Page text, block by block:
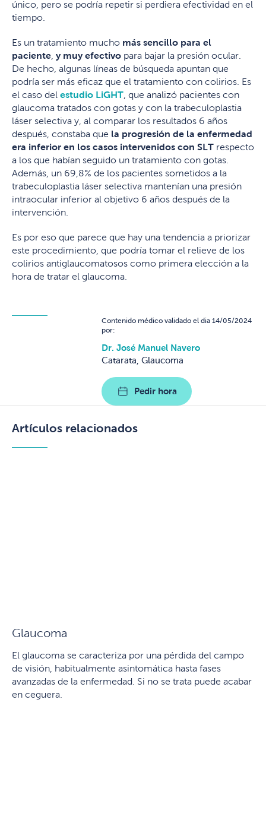
único, pero se podría repetir si perdiera efectividad en el
tiempo.
Es un tratamiento mucho más sencillo para el
paciente y muy efectivo para bajar la presión ocular.
De hecho, algunas líneas de búsqueda apuntan que
podría ser más eficaz que el tratamiento con colirios. Es
el caso del estudio LiGHT , que analizó pacientes con
glaucoma tratados con gotas y con la trabeculoplastia
láser selectiva y, al comparar los resultados 6 años
después, constaba que la progresión de la enfermedad
era inferior en los casos intervenidos con SLT respecto
a los que habían seguido un tratamiento con gotas.
Además, un 69,8% de los pacientes sometidos a la
trabeculoplastia láser selectiva mantenían una presión
intraocular inferior al objetivo 6 años después de la
intervención.
Es por eso que parece que hay una tendencia a priorizar
este procedimiento, que podría tomar el relieve de los
colirios antiglaucomatosos como primera elección a la
hora de tratar el glaucoma.
Contenido médico validado el dia 14/05/2024
por:
Dr. José Manuel Navero
Catarata, Glaucoma
Pedir hora
Artículos relacionados
Glaucoma
El glaucoma se caracteriza por una pérdida del campo
de visión, habitualmente asintomática hasta fases
avanzadas de la enfermedad. Si no se trata puede acabar
en ceguera.